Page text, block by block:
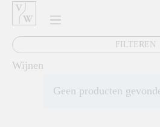
FILTEREN
Wijnen
Geen producten